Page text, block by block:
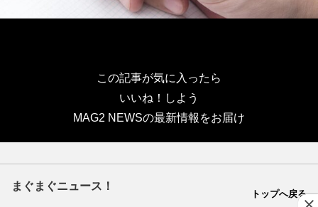
この記事が気に入ったら
いいね！しよう
MAG2 NEWSの最新情報をお届け
まぐまぐニュース！
トップへ戻る